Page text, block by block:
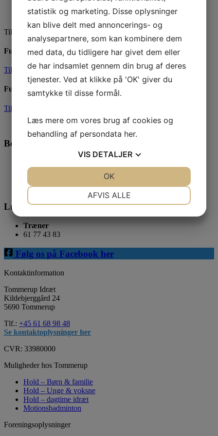
Tilmelding
Fuld Gas, Børn
Tilmeld
Fuld Gas, voksen
Tilmeld
Bodil Løvlund
20 46 37 54
Lukas Nielsen
Træner
61 77 43 83
Følg os på Facebook her
Kontaktinformation
Tommerup Idræt
Kildebjerggård 24
5690 Tommerup
Tlf.: +45 61 68 98 48
Se kontaktoplysninger her
CVR: 33980000
Muligheder hos Tommerup
Hold – Børn & familie
Hold – Unge & voksne
Hold – dagtime idræt
Motionsbadminton
Foreningsoplysninger
statistik og marketing. Disse oplysninger
kan blive delt med annoncerings- og
analysepartnere, som kan kombinere dem
med data, du tidligere har givet dem eller
de har indsamlet gennem din brug af deres
tjenester. Ved at klikke på 'OK' giver du
samtykke til disse formål.
Læs mere om vores brug af cookies og
behandling af persondata her.
VIS DETALJER
AFVIS ALLE
OK